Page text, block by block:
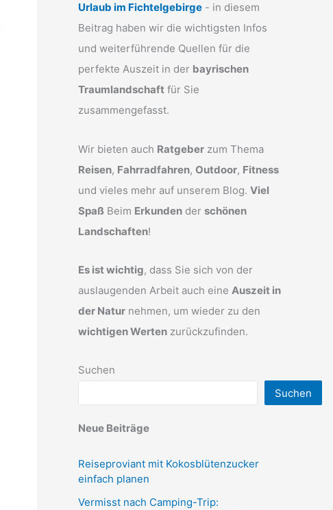
Urlaub im Fichtelgebirge - in diesem
Beitrag haben wir die wichtigsten Infos
und weiterführende Quellen für die
perfekte Auszeit in der bayrischen
Traumlandschaft für Sie
zusammengefasst.
Wir bieten auch Ratgeber zum Thema
Reisen, Fahrradfahren, Outdoor, Fitness
und vieles mehr auf unserem Blog. Viel
Spaß Beim Erkunden der schönen
Landschaften!
Es ist wichtig, dass Sie sich von der
auslaugenden Arbeit auch eine Auszeit in
der Natur nehmen, um wieder zu den
wichtigen Werten zurückzufinden.
Suchen
Suchen
Neue Beiträge
Reiseproviant mit Kokosblütenzucker
einfach planen
Vermisst nach Camping-Trip: